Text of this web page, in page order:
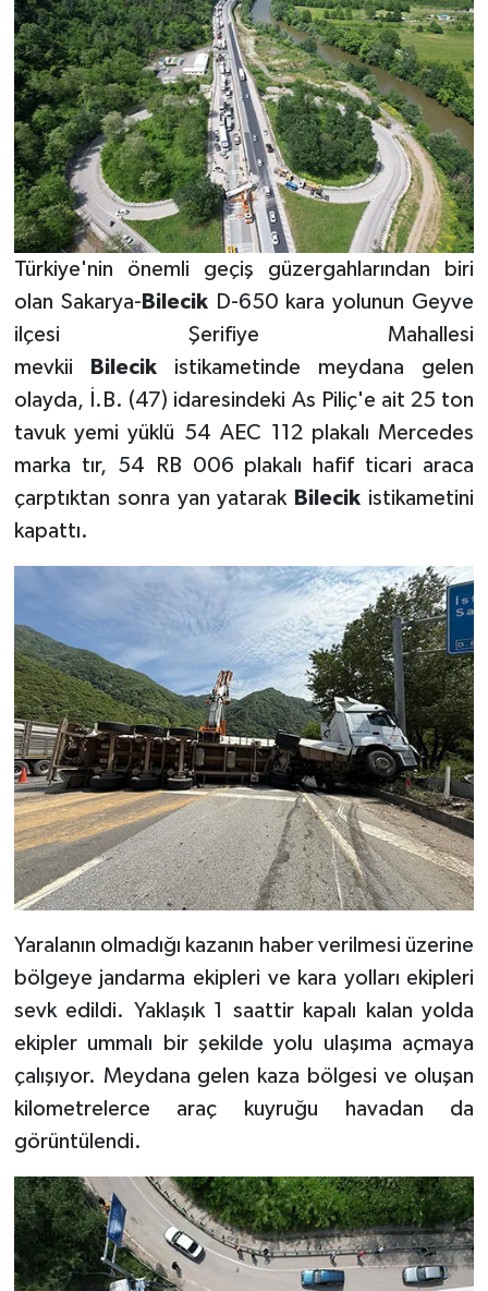
Türkiye'nin önemli geçiş güzergahlarından biri
olan Sakarya- BilecikD-650 kara yolunun Geyve
ilçesi Şerifiye Mahallesi
mevkii
Bilecikistikametinde meydana gelen
olayda, İ.B. (47) idaresindeki As Piliç'e ait 25 ton
tavuk yemi yüklü 54 AEC 112 plakalı Mercedes
marka tır, 54 RB 006 plakalı hafif ticari araca
çarptıktan sonra yan yatarak Bilecik istikametini
kapattı.
Yaralanın olmadığı kazanın haber verilmesi üzerine
bölgeye jandarma ekipleri ve kara yolları ekipleri
sevk edildi. Yaklaşık 1 saattir kapalı kalan yolda
ekipler ummalı bir şekilde yolu ulaşıma açmaya
çalışıyor. Meydana gelen kaza bölgesi ve oluşan
kilometrelerce araç kuyruğu havadan da
görüntülendi.